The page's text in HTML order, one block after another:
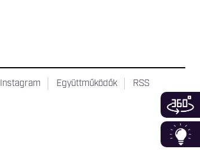
Instagram Együttműködők RSS